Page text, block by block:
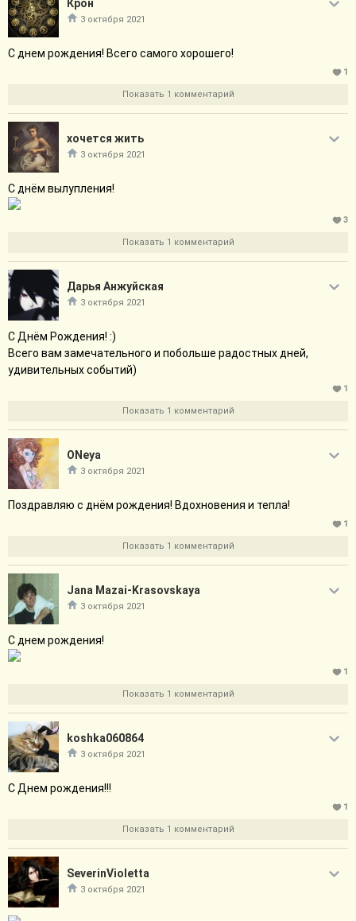
Крон
3 октября 2021
С днем рождения! Всего самого хорошего!
1
Показать 1 комментарий
хочется жить
3 октября 2021
С днём вылупления!
3
Показать 1 комментарий
Дарья Анжуйская
3 октября 2021
С Днём Рождения! :)
Всего вам замечательного и побольше радостных дней,
удивительных событий)
1
Показать 1 комментарий
ONeya
3 октября 2021
Поздравляю с днём рождения! Вдохновения и тепла!
1
Показать 1 комментарий
Jana Mazai-Krasovskaya
3 октября 2021
С днем рождения!
1
Показать 1 комментарий
koshka060864
3 октября 2021
С Днем рождения!!!
1
Показать 1 комментарий
SeverinVioletta
3 октября 2021